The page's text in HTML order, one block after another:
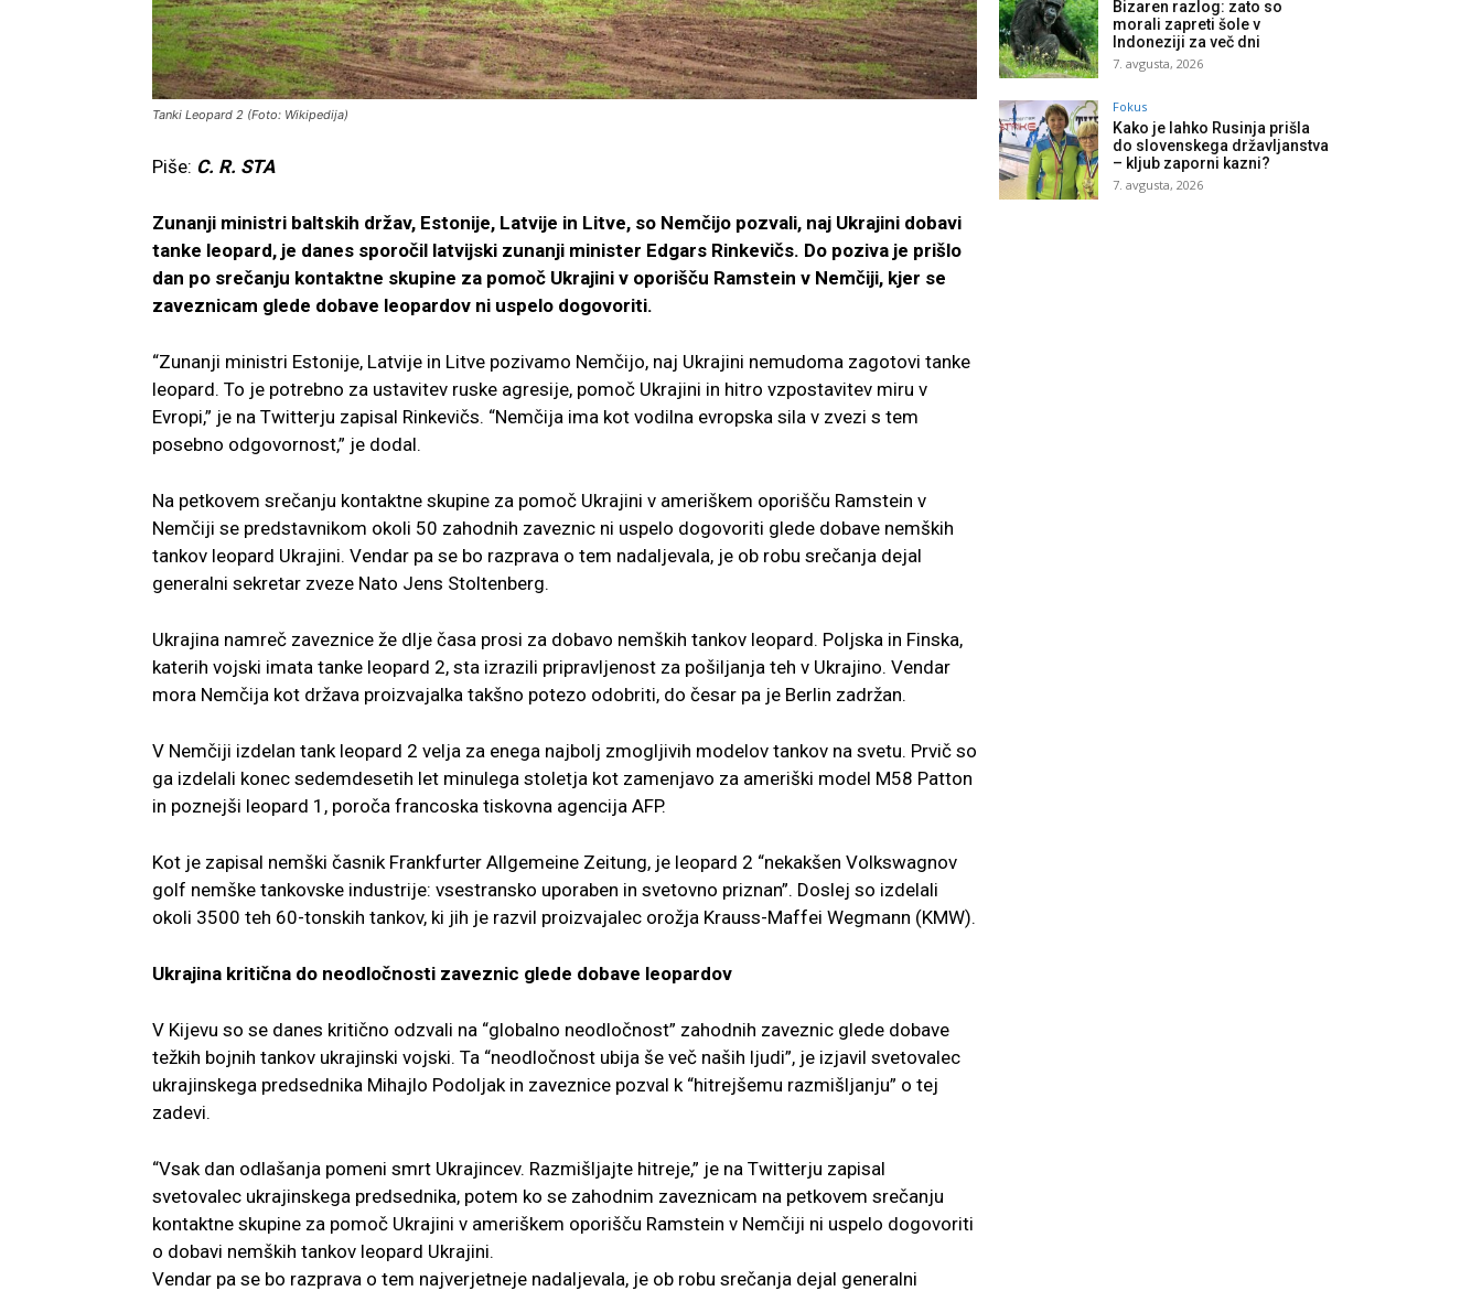
Tanki Leopard 2 (Foto: Wikipedija)
Piše: C. R. STA
Zunanji ministri baltskih držav, Estonije, Latvije in Litve, so Nemčijo pozvali, naj Ukrajini dobavi
tanke leopard, je danes sporočil latvijski zunanji minister Edgars Rinkevičs. Do poziva je prišlo
dan po srečanju kontaktne skupine za pomoč Ukrajini v oporišču Ramstein v Nemčiji, kjer se
zaveznicam glede dobave leopardov ni uspelo dogovoriti.
“Zunanji ministri Estonije, Latvije in Litve pozivamo Nemčijo, naj Ukrajini nemudoma zagotovi tanke
leopard. To je potrebno za ustavitev ruske agresije, pomoč Ukrajini in hitro vzpostavitev miru v
Evropi,” je na Twitterju zapisal Rinkevičs. “Nemčija ima kot vodilna evropska sila v zvezi s tem
posebno odgovornost,” je dodal.
Na petkovem srečanju kontaktne skupine za pomoč Ukrajini v ameriškem oporišču Ramstein v
Nemčiji se predstavnikom okoli 50 zahodnih zaveznic ni uspelo dogovoriti glede dobave nemških
tankov leopard Ukrajini. Vendar pa se bo razprava o tem nadaljevala, je ob robu srečanja dejal
generalni sekretar zveze Nato Jens Stoltenberg.
Ukrajina namreč zaveznice že dlje časa prosi za dobavo nemških tankov leopard. Poljska in Finska,
katerih vojski imata tanke leopard 2, sta izrazili pripravljenost za pošiljanja teh v Ukrajino. Vendar
mora Nemčija kot država proizvajalka takšno potezo odobriti, do česar pa je Berlin zadržan.
V Nemčiji izdelan tank leopard 2 velja za enega najbolj zmogljivih modelov tankov na svetu. Prvič so
ga izdelali konec sedemdesetih let minulega stoletja kot zamenjavo za ameriški model M58 Patton
in poznejši leopard 1, poroča francoska tiskovna agencija AFP.
Kot je zapisal nemški časnik Frankfurter Allgemeine Zeitung, je leopard 2 “nekakšen Volkswagnov
golf nemške tankovske industrije: vsestransko uporaben in svetovno priznan”. Doslej so izdelali
okoli 3500 teh 60-tonskih tankov, ki jih je razvil proizvajalec orožja Krauss-Maffei Wegmann (KMW).
Ukrajina kritična do neodločnosti zaveznic glede dobave leopardov
V Kijevu so se danes kritično odzvali na “globalno neodločnost” zahodnih zaveznic glede dobave
težkih bojnih tankov ukrajinski vojski. Ta “neodločnost ubija še več naših ljudi”, je izjavil svetovalec
ukrajinskega predsednika Mihajlo Podoljak in zaveznice pozval k “hitrejšemu razmišljanju” o tej
zadevi.
“Vsak dan odlašanja pomeni smrt Ukrajincev. Razmišljajte hitreje,” je na Twitterju zapisal
svetovalec ukrajinskega predsednika, potem ko se zahodnim zaveznicam na petkovem srečanju
kontaktne skupine za pomoč Ukrajini v ameriškem oporišču Ramstein v Nemčiji ni uspelo dogovoriti
o dobavi nemških tankov leopard Ukrajini.
Vendar pa se bo razprava o tem najverjetneje nadaljevala, je ob robu srečanja dejal generalni
Bizaren razlog: zato so
morali zapreti šole v
Indoneziji za več dni
7. avgusta, 2026
Fokus
Kako je lahko Rusinja prišla
do slovenskega državljanstva
– kljub zaporni kazni?
7. avgusta, 2026